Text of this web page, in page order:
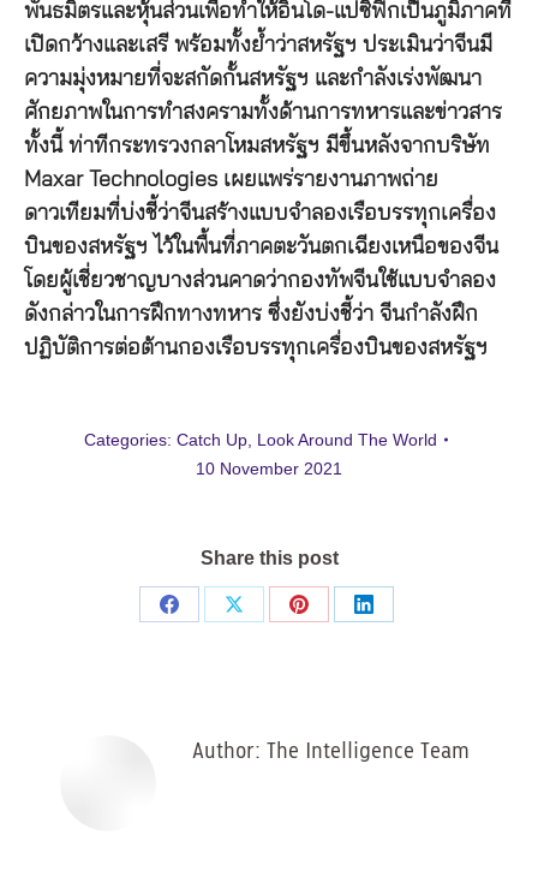
พันธมิตรและหุ้นส่วนเพื่อทำให้อินโด-แปซิฟิกเป็นภูมิภาคที่
เปิดกว้างและเสรี พร้อมทั้งย้ำว่าสหรัฐฯ ประเมินว่าจีนมี
ความมุ่งหมายที่จะสกัดกั้นสหรัฐฯ และกำลังเร่งพัฒนา
ศักยภาพในการทำสงครามทั้งด้านการทหารและข่าวสาร
ทั้งนี้ ท่าทีกระทรวงกลาโหมสหรัฐฯ มีขึ้นหลังจากบริษัท
Maxar Technologies เผยแพร่รายงานภาพถ่าย
ดาวเทียมที่บ่งชี้ว่าจีนสร้างแบบจำลองเรือบรรทุกเครื่อง
บินของสหรัฐฯ ไว้ในพื้นที่ภาคตะวันตกเฉียงเหนือของจีน
โดยผู้เชี่ยวชาญบางส่วนคาดว่ากองทัพจีนใช้แบบจำลอง
ดังกล่าวในการฝึกทางทหาร ซึ่งยังบ่งชี้ว่า จีนกำลังฝึก
ปฏิบัติการต่อต้านกองเรือบรรทุกเครื่องบินของสหรัฐฯ
Categories: Catch Up, Look Around The World
10 November 2021
Share this post
Share
Share
Share
Share
Author: The Intelligence Team